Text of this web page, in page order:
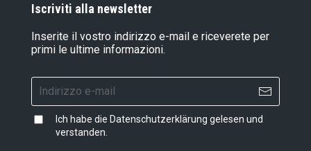
Iscriviti alla newsletter
Inserite il vostro indirizzo e-mail e riceverete per
primi le ultime informazioni.
Ich habe die Datenschutzerklärung gelesen und
verstanden.